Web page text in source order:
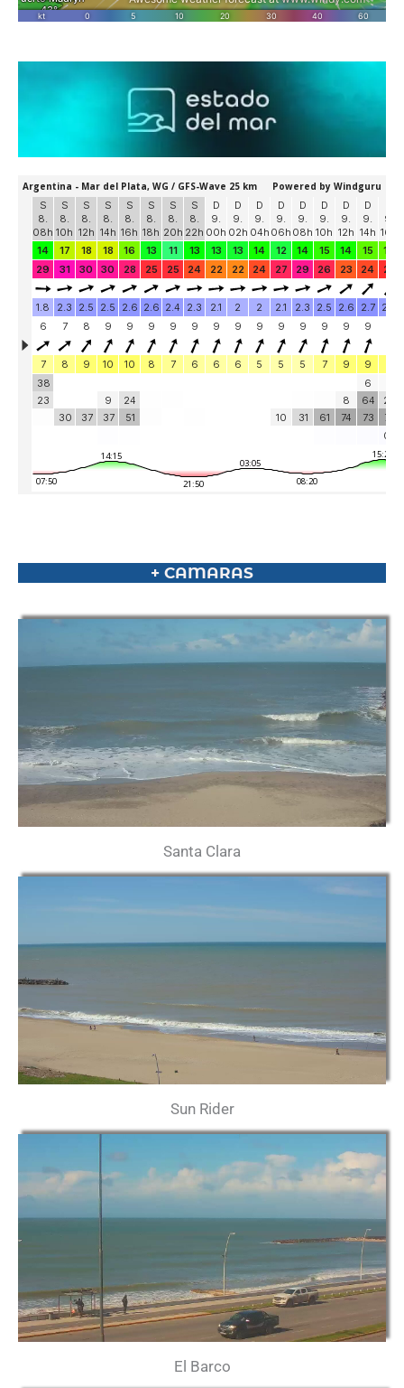
+ CAMARAS
Santa Clara
Sun Rider
El Barco